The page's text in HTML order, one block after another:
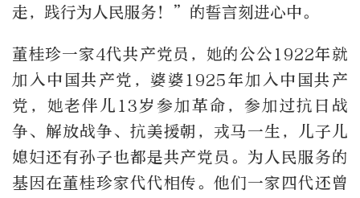
走，践行为人民服务！”的誓言刻进心中。
董桂珍一家4代共产党员，她的公公1922年就
加入中国共产党，婆婆1925年加入中国共产
党，她老伴儿13岁参加革命，参加过抗日战
争、解放战争、抗美援朝，戎马一生，儿子儿
媳妇还有孙子也都是共产党员。为人民服务的
基因在董桂珍家代代相传。他们一家四代还曾